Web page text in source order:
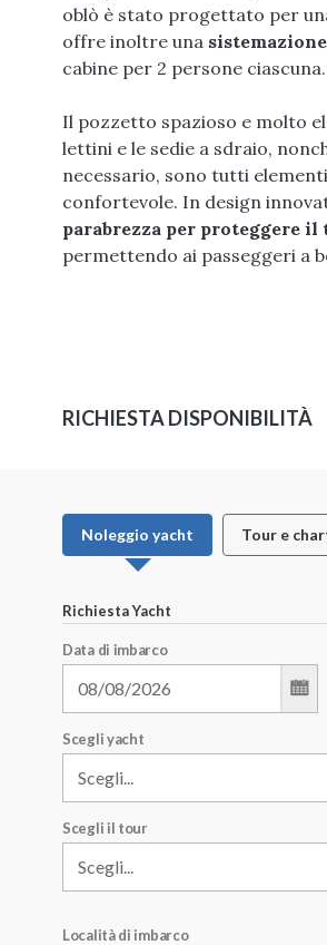
oblò è stato progettato per
offre inoltre una
cabine per 2 persone ciascuna.
Il pozzetto spazioso e molto
lettini e le sedie a sdraio,
necessario, sono tutti
confortevole. In design
parabrezza per proteggere
permettendo ai passeggeri a
RICHIESTA DISPONIBILITÀ
Noleggio yacht Tour e
Richiesta Yacht
Data di imbarco
Scegli yacht
Scegli il tour
Località di imbarco